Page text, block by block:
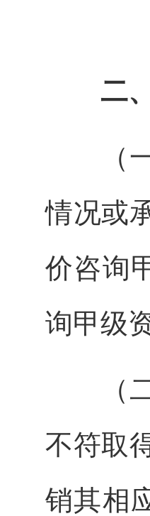
二
（一
情况或
价咨询
询甲级
（二
不符取
销其相